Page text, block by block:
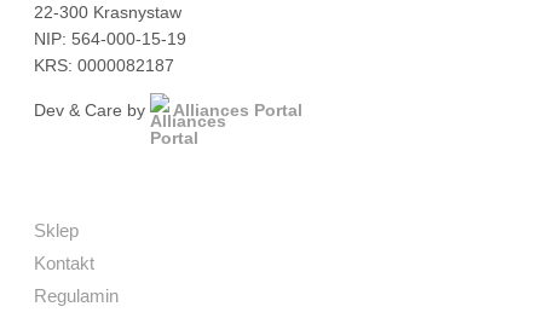
22-300 Krasnystaw
NIP: 564-000-15-19
KRS: 0000082187
Dev & Care by Alliances Portal
Sklep
Kontakt
Regulamin